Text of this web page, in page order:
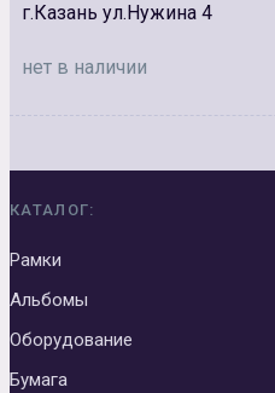
г.Казань ул.Нужина 4
нет в наличии
КАТАЛОГ:
Рамки
Альбомы
Оборудование
Бумага